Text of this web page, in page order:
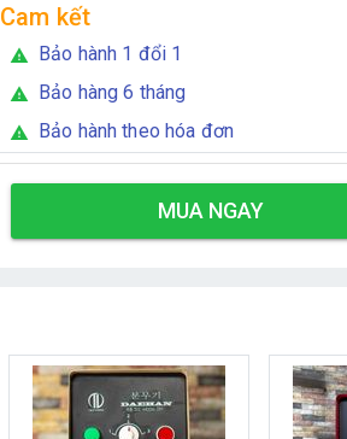
Cam kết
warning Bảo hành 1 đổi 1
warning Bảo hàng 6 tháng
warning Bảo hành theo hóa đơn
MUA NGAY